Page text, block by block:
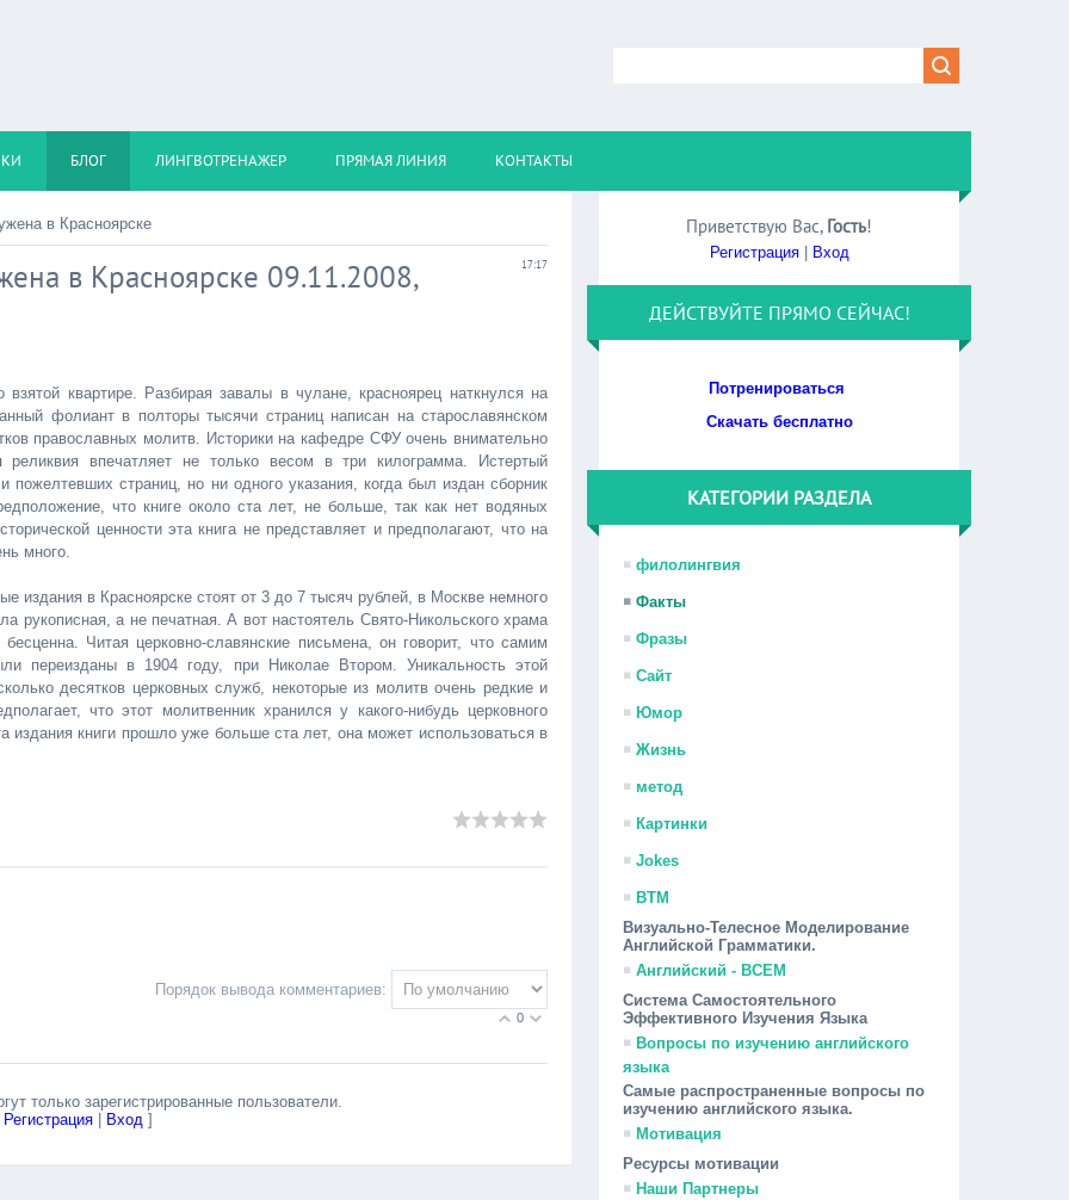
БЛОГ ЛИНГВОТРЕНАЖЕР ПРЯМАЯ ЛИНИЯ КОНТАКТЫ
в Красноярске
17:17
в Красноярске 09.11.2008,
взятой квартире. Разбирая завалы в чулане, красноярец наткнулся на
фолиант в полторы тысячи страниц написан на старославянском
православных молитв. Историки на кафедре СФУ очень внимательно
реликвия впечатляет не только весом в три килограмма. Истертый
пожелтевших страниц, но ни одного указания, когда был издан сборник
что книге около ста лет, не больше, так как нет водяных
ценности эта книга не представляет и предполагают, что на
много.
издания в Красноярске стоят от 3 до 7 тысяч рублей, в Москве немного
а не печатная. А вот настоятель Свято-Никольского храма
Читая церковно-славянские письмена, он говорит, что самим
переизданы в 1904 году, при Николае Втором. Уникальность этой
десятков церковных служб, некоторые из молитв очень редкие и
что этот молитвенник хранился у какого-нибудь церковного
книги прошло уже больше ста лет, она может использоваться в
Порядок вывода комментариев:
0
только зарегистрированные пользователи.
Регистрация Вход ]
Приветствую Вас, Гость!
Регистрация| Вход
ДЕЙСТВУЙТЕ ПРЯМО СЕЙЧАС!
Потренироваться
Скачать бесплатно
КАТЕГОРИИ РАЗДЕЛА
филолингвия
Факты
Фразы
Сайт
Юмор
Жизнь
метод
Картинки
Jokes
ВТМ
Визуально-Телесное Моделирование
Английской Грамматики.
Английский - ВСЕМ
Система Самостоятельного
Эффективного Изучения Языка
Вопросы по изучению английского
языка
Самые распространенные вопросы по
изучению английского языка.
Мотивация
Ресурсы мотивации
Наши Партнеры